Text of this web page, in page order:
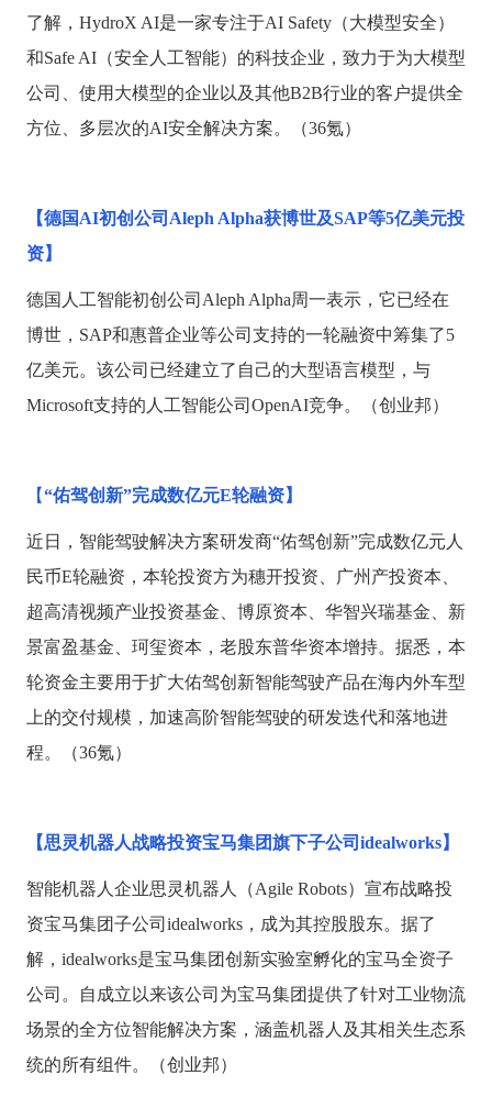
了解，HydroX AI是一家专注于AI Safety（大模型安全）
和Safe AI（安全人工智能）的科技企业，致力于为大模型
公司、使用大模型的企业以及其他B2B行业的客户提供全
方位、多层次的AI安全解决方案。（36氪）
【德国AI初创公司Aleph Alpha获博世及SAP等5亿美元投
资】
德国人工智能初创公司 Aleph Alpha周一表示，它已经在
博世，SAP和惠普企业等公司支持的一轮融资中筹集了5
亿美元。该公司已经建立了自己的大型语言模型，与
Microsoft支持的人工智能公司OpenAI竞争。（创业邦）
【“佑驾创新”完成数亿元E轮融资】
近日，智能驾驶解决方案研发商“佑驾创新”完成数亿元人
民币E轮融资，本轮投资方为穗开投资、广州产投资本、
超高清视频产业投资基金、博原资本、华智兴瑞基金、新
景富盈基金、珂玺资本，老股东普华资本增持。据悉，本
轮资金主要用于扩大佑驾创新智能驾驶产品在海内外车型
上的交付规模，加速高阶智能驾驶的研发迭代和落地进
程。（36氪）
【思灵机器人战略投资宝马集团旗下子公司 idealworks】
智能机器人企业思灵机器人（Agile Robots）宣布战略投
资宝马集团子公司idealworks，成为其控股股东。据了
解，idealworks是宝马集团创新实验室孵化的宝马全资子
公司。自成立以来该公司为宝马集团提供了针对工业物流
场景的全方位智能解决方案，涵盖机器人及其相关生态系
统的所有组件。（创业邦）